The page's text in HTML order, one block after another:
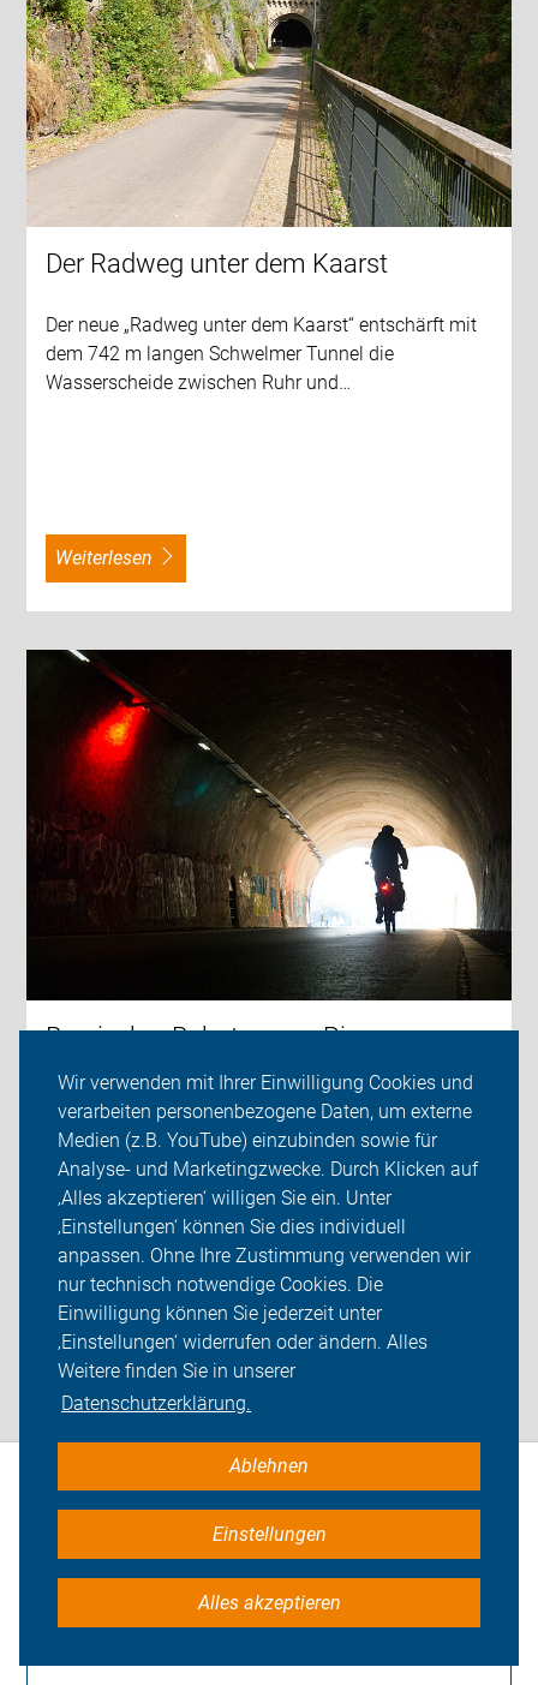
Wir verwenden mit Ihrer Einwilligung Cookies und
verarbeiten personenbezogene Daten, um externe
Medien (z.B. YouTube) einzubinden sowie für
Analyse- und Marketingzwecke. Durch Klicken auf
‚Alles akzeptieren‘ willigen Sie ein. Unter
‚Einstellungen‘ können Sie dies individuell
anpassen. Ohne Ihre Zustimmung verwenden wir
nur technisch notwendige Cookies. Die
Einwilligung können Sie jederzeit unter
‚Einstellungen‘ widerrufen oder ändern. Alles
Weitere finden Sie in unserer
Datenschutzerklärung.
Ablehnen
Einstellungen
Alles akzeptieren
Der Radweg unter dem Kaarst
Der neue „Radweg unter dem Kaarst“ entschärft mit
dem 742 m langen Schwelmer Tunnel die
Wasserscheide zwischen Ruhr und…
weiterlesen
Bergischer Bahntrassen-Ring
Diese Radtour lässt auf eine besondere Art das
Bergische Städte-Dreieck auf insgesamt fünf
ehemaligen Bahntrassen…
weiterlesen
Häufige Fragen von
Alltagsfahrer*innen